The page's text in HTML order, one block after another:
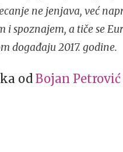
ne jenjava, već
spoznajem, a tiče se
događaju 2017. godine.
od Bojan Petrović